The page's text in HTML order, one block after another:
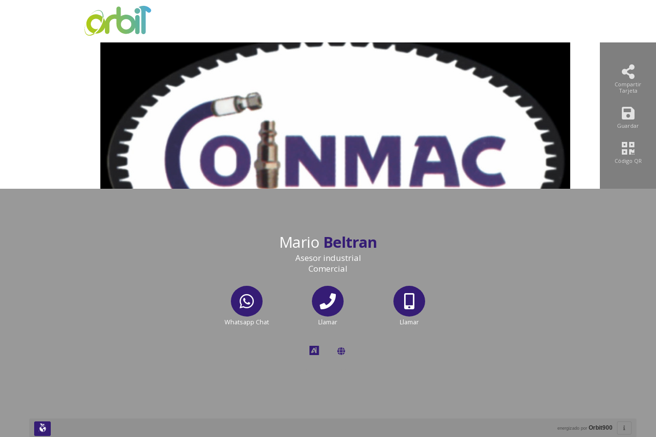
Compartir
Tarjeta
Guardar
Código QR
Mario Beltran
Asesor industrial
Comercial
Whatsapp Chat Llamar Llamar
energizado por Orbit900